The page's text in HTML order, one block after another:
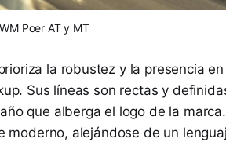
Poer AT y MT
la robustez y la presencia
Sus líneas son rectas y
que alberga el logo de la
moderno, alejándose de un